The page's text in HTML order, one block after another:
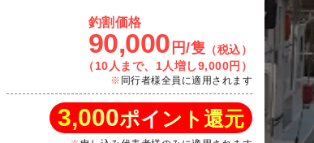
釣割価格
90,000 円/隻 （税込）
（10人まで、1人増し9,000円）
同行者様全員に適用されます
3,000ポイント還元